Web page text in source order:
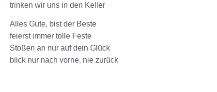
trinken wir uns in den Keller
Alles Gute, bist der Beste
feierst immer tolle Feste
Stoßen an nur auf dein Glück
blick nur nach vorne, nie zurück